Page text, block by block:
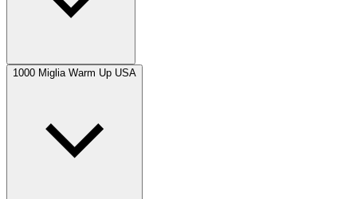
1000 Miglia Warm Up USA